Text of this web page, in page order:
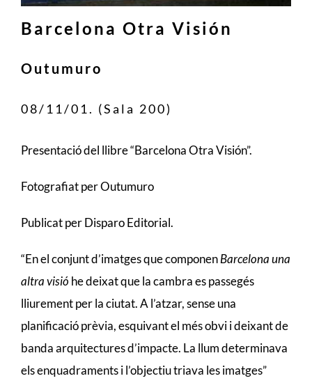
Barcelona Otra Visión
Outumuro
08/11/01. (Sala 200)
Presentació del llibre “Barcelona Otra Visión”.
Fotografiat per Outumuro
Publicat per Disparo Editorial.
“En el conjunt d’imatges que componenBarcelona una
altra visió he deixat que la cambra es passegés
lliurement per la ciutat. A l’atzar, sense una
planificació prèvia, esquivant el més obvi i deixant de
banda arquitectures d’impacte. La llum determinava
els enquadraments i l’objectiu triava les imatges”